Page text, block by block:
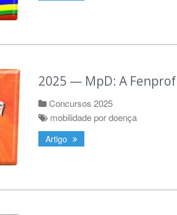
2025 — MpD: A
Concursos 2025
mobilidade por doença
Artigo